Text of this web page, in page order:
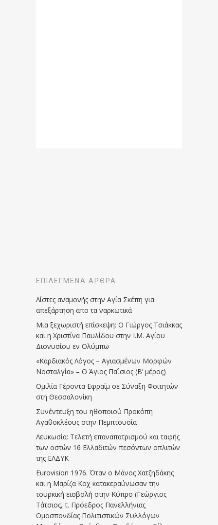
ΕΠΙΛΕΓΜΈΝΑ ΆΡΘΡΑ
Λίστες αναμονής στην Αγία Σκέπη για
απεξάρτηση απο τα ναρκωτικά
Μια ξεχωριστή επίσκεψη: Ο Γιώργος Τσιάκκας
και η Χριστίνα Παυλίδου στην Ι.Μ. Αγίου
Διονυσίου εν Ολύμπω
«Καρδιακός Λόγος – Αγιασμένων Μορφών
Νοσταλγία» – Ο Άγιος Παΐσιος (Β’ μέρος)
Ομιλία Γέροντα Εφραίμ σε Σύναξη Φοιτητών
στη Θεσσαλονίκη
Συνέντευξη του ηθοποιού Προκόπη
Αγαθοκλέους στην Πεμπτουσία
Λευκωσία: Τελετή επαναπατρισμού και ταφής
των οστών 16 Ελλαδιτών πεσόντων οπλιτών
της ΕΛΔΥΚ
Eurovision 1976. Όταν ο Μάνος Χατζηδάκης
και η Μαρίζα Κοχ κατακεραύνωσαν την
τουρκική εισβολή στην Κύπρο (Γεώργιος
Τάτσιος, τ. Πρόεδρος Πανελλήνιας
Ομοσπονδίας Πολιτιστικών Συλλόγων